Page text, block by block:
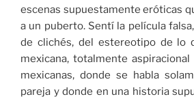
escenas supuestamente eróticas
a un puberto. Sentí la película
de clichés, del estereotipo de lo
mexicana, totalmente
mexicanas, donde se habla
pareja y donde en una historia